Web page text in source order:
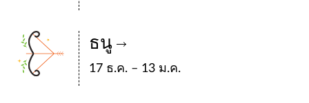
ธนู
17 ธ.ค. – 13 ม.ค.